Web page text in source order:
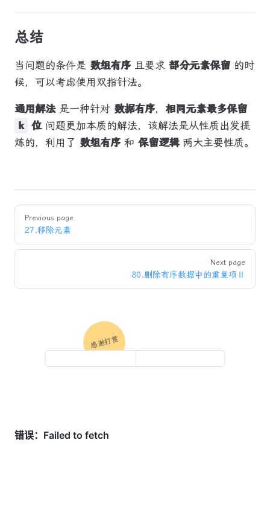
总结
当问题的条件是 数组有序 且要求 部分元素保留 的时
候，可以考虑使用双指针法。
通用解法是一种针对 数据有序， 相同元素最多保留
k 位问题更加本质的解法，该解法是从性质出发提
炼的，利用了 数组有序 和 保留逻辑两大主要性质。
Pager
Previous page
27.移除元素
Next page
80.删除有序数据中的重复项Ⅱ
感谢打赏